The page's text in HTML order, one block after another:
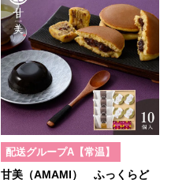
配送グループA【常温】
甘美（AMAMI） ふっくらど